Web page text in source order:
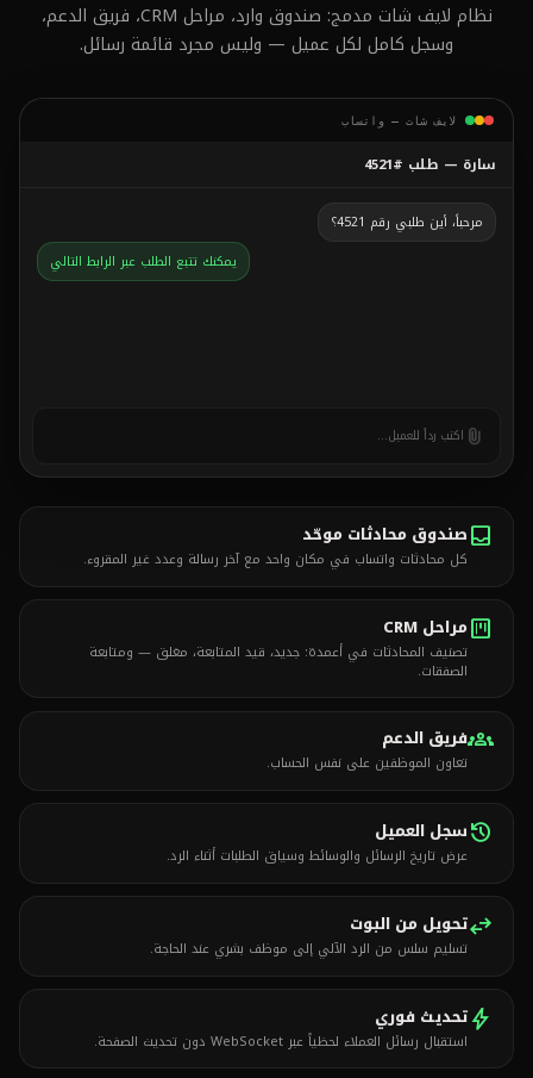
نظام لايف شات مدمج: صندوق وارد، مراحل CRM، فريق الدعم،
وسجل كامل لكل عميل — وليس مجرد قائمة رسائل.
لايف شات — واتساب
سارة — طلب #4521
مرحباً، أين طلبي رقم 4521؟
يمكنك تتبع الطلب عبر الرابط التالي
attach_file اكتب رداً للعميل...
inboxصندوق محادثات موحّد
كل محادثات واتساب في مكان واحد مع آخر رسالة وعدد غير المقروء.
view_kanbanمراحل CRM
تصنيف المحادثات في أعمدة: جديد، قيد المتابعة، مغلق — ومتابعة
الصفقات.
groupsفريق الدعم
تعاون الموظفين على نفس الحساب.
historyسجل العميل
عرض تاريخ الرسائل والوسائط وسياق الطلبات أثناء الرد.
swap_horizتحويل من البوت
تسليم سلس من الرد الآلي إلى موظف بشري عند الحاجة.
boltتحديث فوري
استقبال رسائل العملاء لحظياً عبر WebSocket دون تحديث الصفحة.